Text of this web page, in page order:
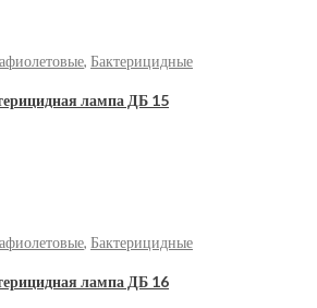
, Бактерицидные
лампа ДБ 15
, Бактерицидные
лампа ДБ 16